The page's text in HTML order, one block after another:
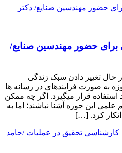
برای حضور مهندسین صنایع/
حال تغییر دادن سبک زندگی
به صورت فزاینده­ای در رسانه­ ها
قرار می­گیرد. اگر چه ممکن
علمی این حوزه آشنا نباشند؛ اما به
کرد. […]